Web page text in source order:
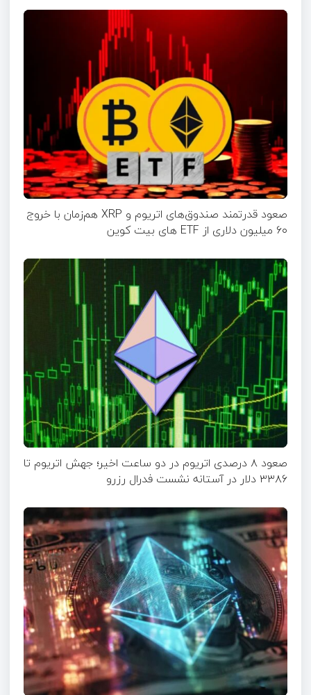
صعود قدرتمند صندوق‌های اتریوم و XRP هم‌زمان با خروج
۶۰ میلیون دلاری از ETF‌ های بیت کوین
صعود ۸ درصدی اتریوم در دو ساعت اخیر؛ جهش اتریوم تا
۳۳۸۶ دلار در آستانه نشست فدرال رزرو